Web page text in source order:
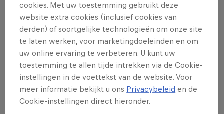
wakeboardmekka. 's Werelds beste
wakeboarders namen het er tegen elkaar
op in de schaduw van de
Elbphilharmonie, op een unieke track van
250 meter. En daar hoorde dit jaar ook
een Belg bij, Victor Salmon! Check hier
de replay!
cookies. Met uw toestemming gebruikt deze
website extra cookies (inclusief cookies van
derden) of soortgelijke technologieën om onze site
te laten werken, voor marketingdoeleinden en om
uw online ervaring te verbeteren. U kunt uw
toestemming te allen tijde intrekken via de Cookie-
instellingen in de voettekst van de website. Voor
meer informatie bekijkt u ons Privacybeleid en de
Cookie-instellingen direct hieronder.